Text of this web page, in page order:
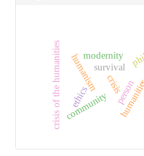
person
survival
ethics
community
crisis
humanism
crisis of the humanities modernity